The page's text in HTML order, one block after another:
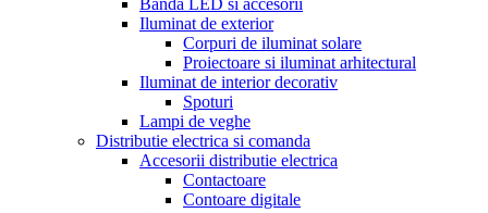
Banda LED si accesorii
Iluminat de exterior
Corpuri de iluminat solare
Proiectoare si iluminat arhitectural
Iluminat de interior decorativ
Spoturi
Lampi de veghe
Distributie electrica si comanda
Accesorii distributie electrica
Contactoare
Contoare digitale